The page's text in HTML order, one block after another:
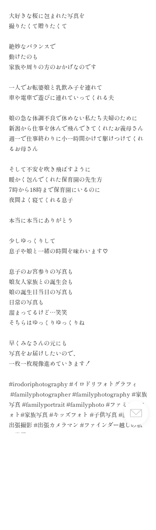
大好きな桜に包まれた写真を
撮りたくて贈りたくて
絶妙なバランスで
動けたのも
家族や周りの方のおかげなのです
一人でお転婆娘と乳飲み子を連れて
車や電車で遊びに連れていってくれる夫
娘の急な体調不良で休めない私たち夫婦のために
新潟から仕事を休んで飛んできてくれたお義母さん
週一で仕事終わりに小一時間かけて駆けつけてくれ
るお母さん
そして不安を吹き飛ばすように
暖かく包んでくれた保育園の先生方
7時から18時まで保育園にいるのに
夜間よく寝てくれる息子
本当に本当にありがとう
少しゆっくりして
息子や娘と一緒の時間を味わいます♡
息子のお宮参りの写真も
娘友人家族との誕生会も
娘の誕生日当日の写真も
日常の写真も
溜まってるけど…笑笑
そちらはゆっくりゆっくりね
早くみなさんの元にも
写真をお届けしたいので、
一枚一枚現像進めていきます！
#irodoriphotography#イロドリフォトグラフィ
#familyphotographer#familyphotography#家族
写真 #familyportrait#familyphoto#ファミリーフ
ォト#家族写真 #キッズフォト #子供写真 #記念日
出張撮影 #出張カメラマン #ファインダー越しの私
の世界